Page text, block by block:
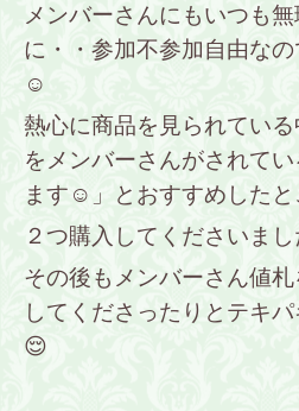
メンバーさんにもいつも
に・・参加不参加自由な
☺️
熱心に商品を見られてい
をメンバーさんがされて
ます☺️」とおすすめしたと
２つ購入してくださいま
その後もメンバーさん値
してくださったりとテキ
😌